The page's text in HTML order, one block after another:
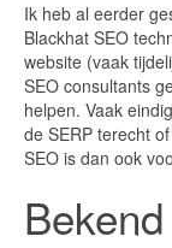
Ik heb al eerder
Blackhat SEO
website (vaak
SEO consultants
helpen. Vaak
de SERP terecht
SEO is dan ook